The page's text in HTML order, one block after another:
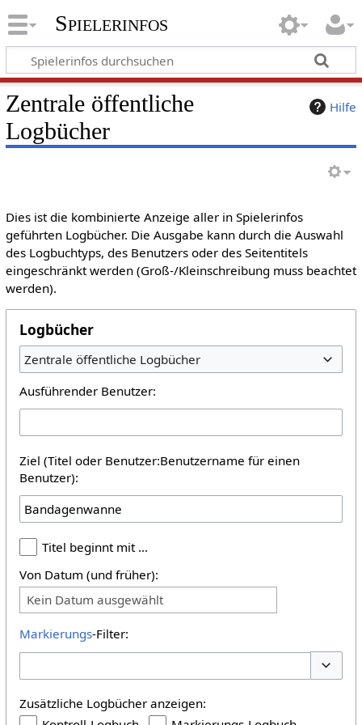
Spielerinfos
Hilfe
Zentrale öffentliche
Logbücher
Dies ist die kombinierte Anzeige aller in Spielerinfos
geführten Logbücher. Die Ausgabe kann durch die Auswahl
des Logbuchtyps, des Benutzers oder des Seitentitels
eingeschränkt werden (Groß-/Kleinschreibung muss beachtet
werden).
Logbücher
Zentrale öffentliche Logbücher
Ausführender Benutzer:
Ziel (Titel oder Benutzer:Benutzername für einen
Benutzer):
Titel beginnt mit …
Von Datum (und früher):
Kein Datum ausgewählt
Markierungs-Filter:
Zusätzliche Logbücher anzeigen: